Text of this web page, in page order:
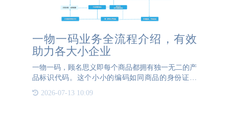
一物一码业务全流程介绍，有效
助力各大小企业
一物一码，顾名思义即每个商品都拥有独一无二的产
品标识代码。这个小小的编码如同商品的身份证一
般，蕴藏着丰富的信息内容，不仅可以识别产品的身
份，还能实现从生产到销售再到消费各个环节的数据
2026-07-13 10:09